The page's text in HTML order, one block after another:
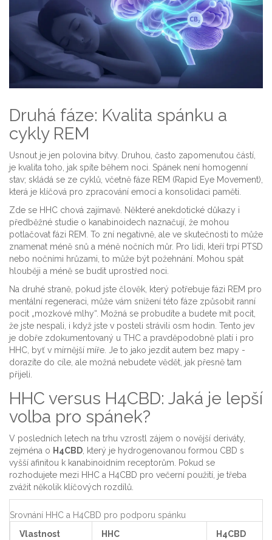
Druhá fáze: Kvalita spánku a
cykly REM
Usnout je jen polovina bitvy. Druhou, často zapomenutou částí,
je kvalita toho, jak spíte během noci. Spánek není homogenní
stav; skládá se ze cyklů, včetně fáze REM (Rapid Eye Movement),
která je klíčová pro zpracování emocí a konsolidaci paměti.
Zde se HHC chová zajímavě. Některé anekdotické důkazy i
předběžné studie o kanabinoidech naznačují, že mohou
potlačovat fázi REM. To zní negativně, ale ve skutečnosti to může
znamenat méně snů a méně nočních můr. Pro lidi, kteří trpí PTSD
nebo nočními hrůzami, to může být požehnání. Mohou spát
hlouběji a méně se budit uprostřed noci.
Na druhé straně, pokud jste člověk, který potřebuje fázi REM pro
mentální regeneraci, může vám snížení této fáze způsobit ranní
pocit „mozkové mlhy“. Možná se probudíte a budete mít pocit,
že jste nespali, i když jste v posteli strávili osm hodin. Tento jev
je dobře zdokumentovaný u THC a pravděpodobně platí i pro
HHC, byť v mírnější míře. Je to jako jezdit autem bez mapy -
dorazíte do cíle, ale možná nebudete vědět, jak přesně tam
přijeli.
HHC versus H4CBD: Jaká je lepší
volba pro spánek?
V posledních letech na trhu vzrostl zájem o novější deriváty,
zejména o H4CBD, který je hydrogenovanou formou CBD s
vyšší afinitou k kanabinoidním receptorům. Pokud se
rozhodujete mezi HHC a H4CBD pro večerní použití, je třeba
zvážit několik klíčových rozdílů.
Srovnání HHC a H4CBD pro podporu spánku
Vlastnost
HHC
H4CBD